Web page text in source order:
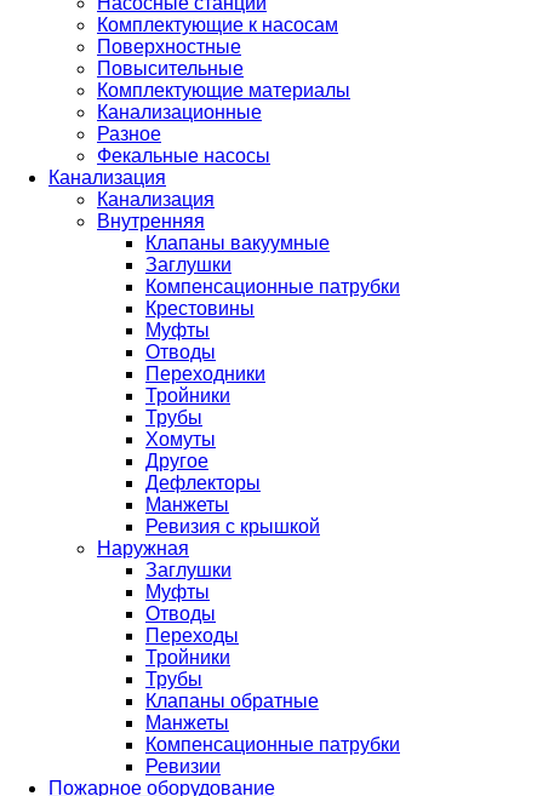
Комплектующие к насосам
Поверхностные
Повысительные
Комплектующие материалы
Канализационные
Разное
Фекальные насосы
Канализация
Канализация
Внутренняя
Клапаны вакуумные
Заглушки
Компенсационные патрубки
Крестовины
Муфты
Отводы
Переходники
Тройники
Трубы
Хомуты
Другое
Дефлекторы
Манжеты
Ревизия с крышкой
Наружная
Заглушки
Муфты
Отводы
Переходы
Тройники
Трубы
Клапаны обратные
Манжеты
Компенсационные патрубки
Ревизии
Пожарное оборудование